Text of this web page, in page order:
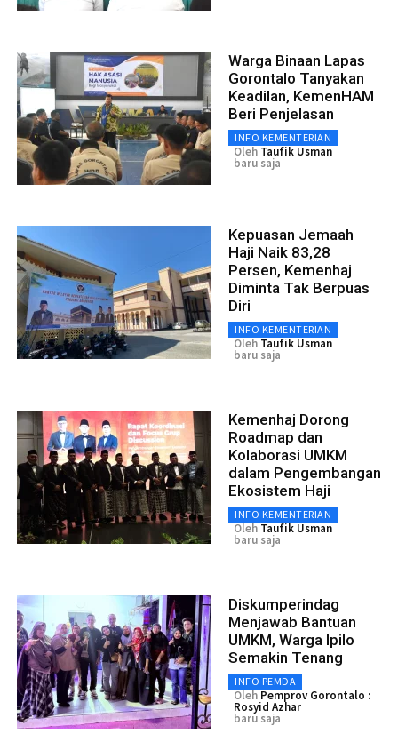
Warga Binaan Lapas
Gorontalo Tanyakan
Keadilan, KemenHAM
Beri Penjelasan
INFO KEMENTERIAN
Oleh Taufik Usman
baru saja
Kepuasan Jemaah
Haji Naik 83,28
Persen, Kemenhaj
Diminta Tak Berpuas
Diri
INFO KEMENTERIAN
Oleh Taufik Usman
baru saja
Kemenhaj Dorong
Roadmap dan
Kolaborasi UMKM
dalam Pengembangan
Ekosistem Haji
INFO KEMENTERIAN
Oleh Taufik Usman
baru saja
Diskumperindag
Menjawab Bantuan
UMKM, Warga Ipilo
Semakin Tenang
INFO PEMDA
Oleh Pemprov Gorontalo :
Rosyid Azhar
baru saja